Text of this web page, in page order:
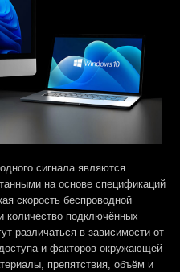
сигнала являются
на основе спецификаций
скорость беспроводной
количество подключённых
различаться в зависимости от
и факторов окружающей
препятствия, объём и